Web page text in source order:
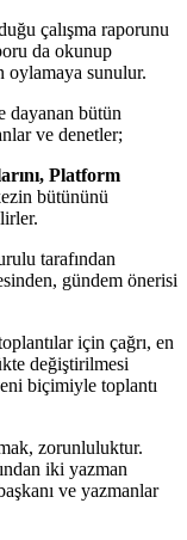
çalışma raporunu
da okunup
oylamaya sunulur.
dayanan bütün
ve denetler;
Platform
bütününü
tarafından
gündem önerisi
için çağrı, en
değiştirilmesi
biçimiyle toplantı
zorunluluktur.
iki yazman
ve yazmanlar